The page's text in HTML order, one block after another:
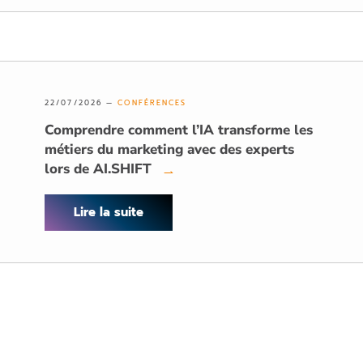
22/07/2026 —CONFÉRENCES
Comprendre comment l’IA transforme les
métiers du marketing avec des experts
lors de AI.SHIFT
→
Lire la suite